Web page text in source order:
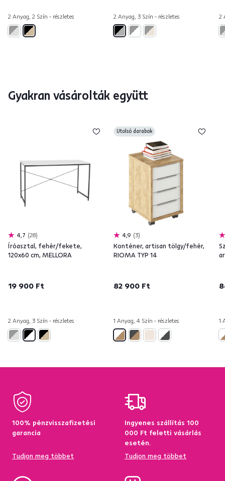
2 Anyag, 2 Szín - részletes 2 Anyag, 3 Szín - részletes 2
Gyakran vásárolták együtt
4,7 28
Íróasztal, fehér/fekete,
120x60 cm, MELLORA
19 900 Ft
2 Anyag, 3 Szín - részletes
Utolsó darabok
4,9 3
Konténer, artisan tölgy/fehér,
RIOMA TYP 14
82 900 Ft
1 Anyag, 4 Szín - részletes 1
100% pénzvisszafizetési
garancia
Tudjon meg többet
Ingyenes szállítás 100
000 Ft feletti vásárlás
esetén.
Tudjon meg többet